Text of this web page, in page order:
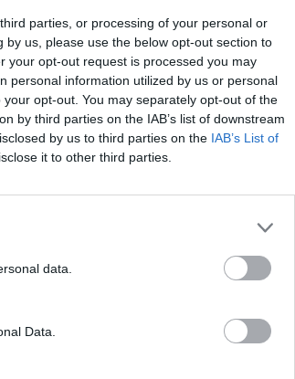
parties, or processing of your personal or
us, please use the below opt-out section to
your opt-out request is processed you may
personal information utilized by us or personal
opt-out. You may separately opt-out of the
by third parties on the IAB’s list of downstream
by us to third parties on the IAB’s List of
it to other third parties.
data.
Data.
en Amposta i Tortosa, on
la Terra Alta, un empit
oliveres entre Roquetes i
després, a l’hora de
que fins i tot plorava
dit a mi mateix que havia
la diferència
Bou, és la sàdica imatge
Paula
la
08 maig 2026
En les